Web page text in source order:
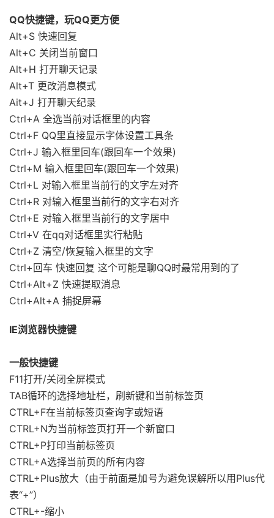
QQ快捷键，玩QQ更方便
Alt+S 快速回复
Alt+C 关闭当前窗口
Alt+H 打开聊天记录
Alt+T 更改消息模式
Ait+J 打开聊天纪录
Ctrl+A 全选当前对话框里的内容
Ctrl+F QQ里直接显示字体设置工具条
Ctrl+J 输入框里回车(跟回车一个效果)
Ctrl+M 输入框里回车(跟回车一个效果)
Ctrl+L 对输入框里当前行的文字左对齐
Ctrl+R 对输入框里当前行的文字右对齐
Ctrl+E 对输入框里当前行的文字居中
Ctrl+V 在qq对话框里实行粘贴
Ctrl+Z 清空/恢复输入框里的文字
Ctrl+回车 快速回复 这个可能是聊QQ时最常用到的了
Ctrl+Alt+Z 快速提取消息
Ctrl+Alt+A 捕捉屏幕
IE浏览器快捷键
一般快捷键
F11打开/关闭全屏模式
TAB循环的选择地址栏，刷新键和当前标签页
CTRL+F在当前标签页查询字或短语
CTRL+N为当前标签页打开一个新窗口
CTRL+P打印当前标签页
CTRL+A选择当前页的所有内容
CTRL+Plus放大（由于前面是加号为避免误解所以用Plus代
表“+”）
CTRL+-缩小